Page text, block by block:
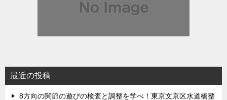
最近の投稿
8方向の関節の遊びの検査と調整を学べ！東京文京区水道橋整